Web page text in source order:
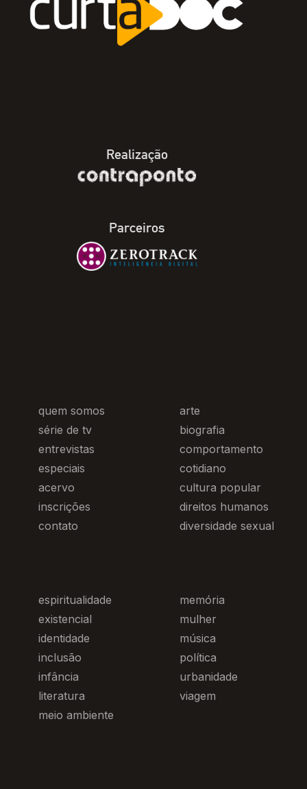
Realização
Parceiros
quem somos
série de tv
entrevistas
especiais
acervo
inscrições
contato
arte
biografia
comportamento
cotidiano
cultura popular
direitos humanos
diversidade sexual
espiritualidade
existencial
identidade
inclusão
infância
literatura
meio ambiente
memória
mulher
música
política
urbanidade
viagem